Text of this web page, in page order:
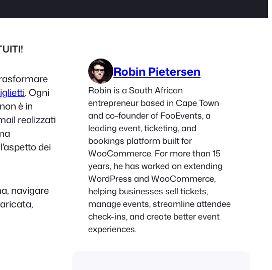
. Ogni
è in
realizzati
dei
navigare
Robin Pietersen
Robin is a South African
entrepreneur based in Cape Town
and co-founder of FooEvents, a
leading event, ticketing, and
bookings platform built for
WooCommerce. For more than 15
years, he has worked on extending
WordPress and WooCommerce,
helping businesses sell tickets,
manage events, streamline attendee
check-ins, and create better event
experiences.